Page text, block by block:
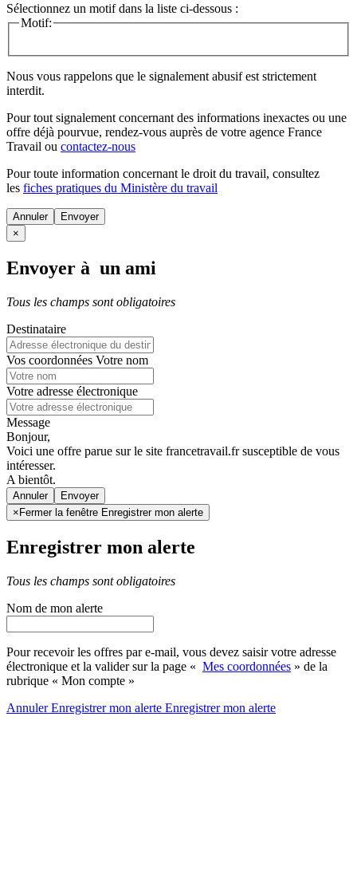
Sélectionnez un motif dans la liste ci-dessous :
Motif:
Nous vous rappelons que le signalement abusif est strictement
interdit.
Pour tout signalement concernant des informations inexactes ou une
offre déjà pourvue, rendez-vous auprès de votre agence France
Travail ou contactez-nous
Pour toute information concernant le droit du travail, consultez
les fiches pratiques du Ministère du travail
Annuler
×
Envoyer à un ami
Tous les champs sont obligatoires
Destinataire
Vos coordonnées Votre nom
Votre adresse électronique
Message
Bonjour,
Voici une offre parue sur le site francetravail.fr susceptible de vous
intéresser.
A bientôt.
Annuler
× Fermer la fenêtre Enregistrer mon alerte
Enregistrer mon alerte
Tous les champs sont obligatoires
Nom de mon alerte
Pour recevoir les offres par e-mail, vous devez saisir votre adresse
électronique et la valider sur la page « Mes coordonnées » de la
rubrique « Mon compte »
AnnulerEnregistrer mon alerte Enregistrermon alerte